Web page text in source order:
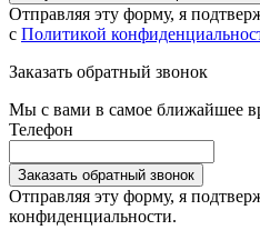
Отправляя эту форму, я
с Политикой
Заказать обратный звонок
Мы с вами в самое ближайшее
Телефон
Заказать обратный звонок
Отправляя эту форму, я
конфиденциальности.